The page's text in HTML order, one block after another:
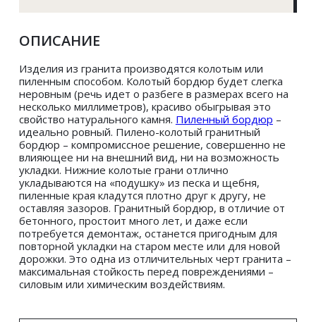
ОПИСАНИЕ
Изделия из гранита производятся колотым или
пиленным способом. Колотый бордюр будет слегка
неровным (речь идет о разбеге в размерах всего на
несколько миллиметров), красиво обыгрывая это
свойство натурального камня. Пиленный бордюр –
идеально ровный. Пилено-колотый гранитный
бордюр – компромиссное решение, совершенно не
влияющее ни на внешний вид, ни на возможность
укладки. Нижние колотые грани отлично
укладываются на «подушку» из песка и щебня,
пиленные края кладутся плотно друг к другу, не
оставляя зазоров. Гранитный бордюр, в отличие от
бетонного, простоит много лет, и даже если
потребуется демонтаж, останется пригодным для
повторной укладки на старом месте или для новой
дорожки. Это одна из отличительных черт гранита –
максимальная стойкость перед повреждениями –
силовым или химическим воздействиям.